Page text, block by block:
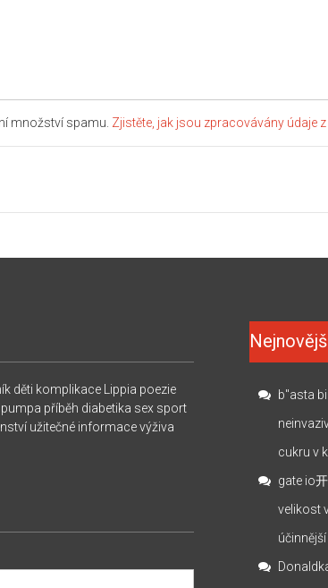
množství spamu. Zjistěte, jak jsou zpracovávány údaje z
děti komplikace Lippia poezie
pumpa příběh diabetika sex sport
užitečné informace výživa
b"asta
cukru v
gate io
velikost